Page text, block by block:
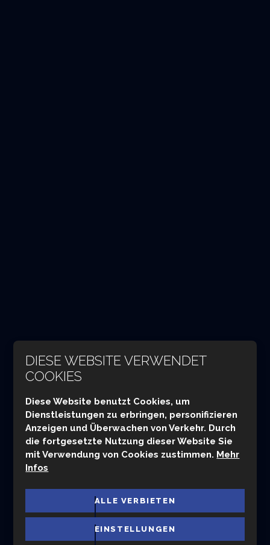
FLUVO
Startseite
SCHWIMMBECKEN UND TECHNOLOGIE
Pool anleitung
Gegenstromanlage Fluvo
DIESE WEBSITE VERWENDET
COOKIES
Diese Website benutzt Cookies, um
Dienstleistungen zu erbringen, personifizieren
Anzeigen und Überwachen von Verkehr. Durch
die fortgesetzte Nutzung dieser Website Sie
mit Verwendung von Cookies zustimmen. Mehr
Infos
ALLE VERBIETEN
EINSTELLUNGEN